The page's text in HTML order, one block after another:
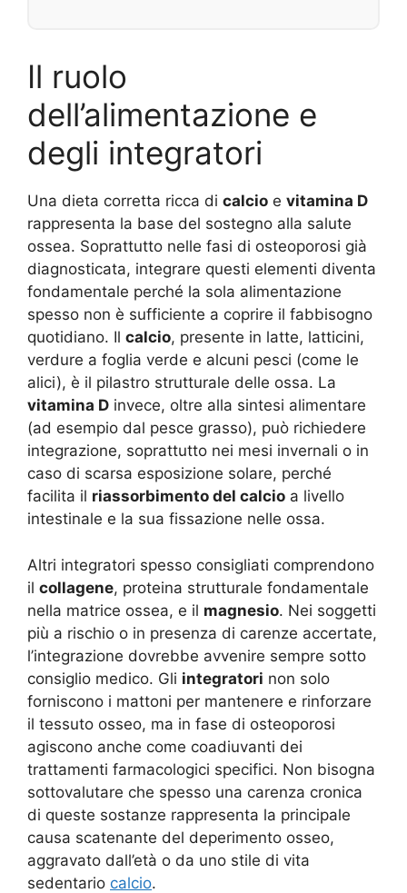
Il ruolo
dell’alimentazione e
degli integratori
Una dieta corretta ricca di calcio e vitamina D
rappresenta la base del sostegno alla salute
ossea. Soprattutto nelle fasi di osteoporosi già
diagnosticata, integrare questi elementi diventa
fondamentale perché la sola alimentazione
spesso non è sufficiente a coprire il fabbisogno
quotidiano. Il calcio, presente in latte, latticini,
verdure a foglia verde e alcuni pesci (come le
alici), è il pilastro strutturale delle ossa. La
vitamina D invece, oltre alla sintesi alimentare
(ad esempio dal pesce grasso), può richiedere
integrazione, soprattutto nei mesi invernali o in
caso di scarsa esposizione solare, perché
facilita il riassorbimento del calcio a livello
intestinale e la sua fissazione nelle ossa.
Altri integratori spesso consigliati comprendono
il collagene, proteina strutturale fondamentale
nella matrice ossea, e il magnesio. Nei soggetti
più a rischio o in presenza di carenze accertate,
l’integrazione dovrebbe avvenire sempre sotto
consiglio medico. Gli integratori non solo
forniscono i mattoni per mantenere e rinforzare
il tessuto osseo, ma in fase di osteoporosi
agiscono anche come coadiuvanti dei
trattamenti farmacologici specifici. Non bisogna
sottovalutare che spesso una carenza cronica
di queste sostanze rappresenta la principale
causa scatenante del deperimento osseo,
aggravato dall’età o da uno stile di vita
sedentario calcio.